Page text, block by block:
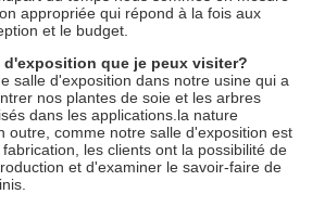
appropriée qui répond à la fois aux
et le budget.
d'exposition que je peux visiter?
salle d'exposition dans notre usine qui a
nos plantes de soie et les arbres
dans les applications.la nature
outre, comme notre salle d'exposition est
les clients ont la possibilité de
et d'examiner le savoir-faire de